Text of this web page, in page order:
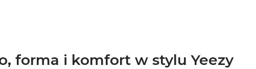
forma i komfort w stylu Yeezy